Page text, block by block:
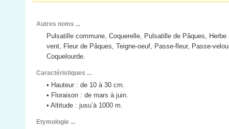
Autres noms ...
Pulsatille commune, Coquerelle, Pulsatille de Pâques, Herbe
vent, Fleur de Pâques, Teigne-oeuf, Passe-fleur, Passe-
Coquelourde.
Caractéristiques ...
• Hauteur : de 10 à 30 cm.
• Floraison : de mars à juin.
• Altitude : jusu’à 1000 m.
Etymologie ...